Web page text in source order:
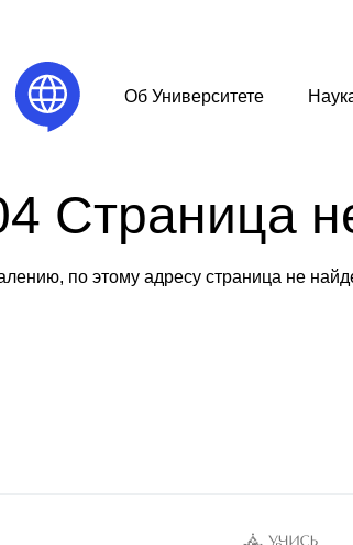
Об Университете
Страница
по этому адресу страница не